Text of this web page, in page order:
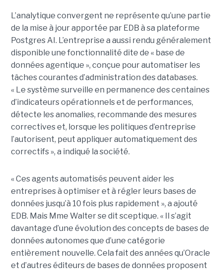
L’analytique convergent ne représente qu’une partie
de la mise à jour apportée par EDB à sa plateforme
Postgres AI. L’entreprise a aussi rendu généralement
disponible une fonctionnalité dite de « base de
données agentique », conçue pour automatiser les
tâches courantes d’administration des databases.
« Le système surveille en permanence des centaines
d’indicateurs opérationnels et de performances,
détecte les anomalies, recommande des mesures
correctives et, lorsque les politiques d’entreprise
l’autorisent, peut appliquer automatiquement des
correctifs », a indiqué la société.
« Ces agents automatisés peuvent aider les
entreprises à optimiser et à régler leurs bases de
données jusqu’à 10 fois plus rapidement », a ajouté
EDB. Mais Mme Walter se dit sceptique. « Il s’agit
davantage d’une évolution des concepts de bases de
données autonomes que d’une catégorie
entièrement nouvelle. Cela fait des années qu’Oracle
et d’autres éditeurs de bases de données proposent